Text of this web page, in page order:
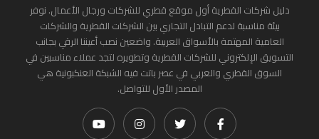
دليل شركات القطرية أول موقع قطري للشركات ورجال الأعمال. نوفر
بيئة مناسبة لدعم التبادل التجاري بين الشركات القطرية والشركات
العامية المهتمة بالأسواق العربية. واضعين نصب أعيننا الرقي بجانب
التسويق الإلكتروني للشركات القطرية وتطويره لتجد عملاء مناسبين في
السوق القطري والعربي في عصر باتت فيه الشبكة العنكبونية هي
المصدر الأول للتواصل.